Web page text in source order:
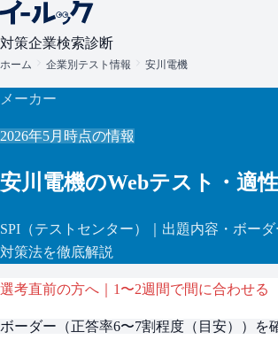
対策企業検索診断
ホーム 企業別テスト情報 安川電機
メーカー
2026年5月 時点の情報
安川電機のWebテスト・適
SPI （テストセンター）
｜出題内容・ボー
対策法を徹底解説
選考直前の方へ｜1〜2週間で間に合わせる
ボーダー（正答率6〜7割程度（目安） ）を